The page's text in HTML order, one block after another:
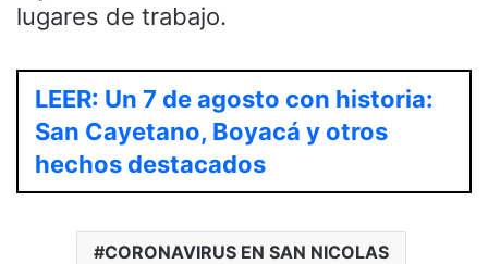
lugares de trabajo.
LEER: Un 7 de agosto con historia:
San Cayetano, Boyacá y otros
hechos destacados
CORONAVIRUS EN SAN NICOLAS